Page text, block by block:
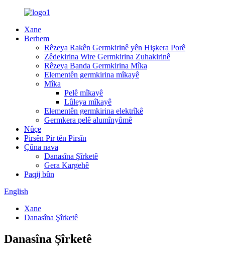
Xane
Berhem
Rêzeya Rakên Germkirinê yên Hişkera Porê
Zêdekirina Wire Germkirina Zuhakirinê
Rêzeya Banda Germkirina Mîka
Elementên germkirina mîkayê
Mîka
Pelê mîkayê
Lûleya mîkayê
Elementên germkirina elektrîkê
Germkera pelê alumînyûmê
Nûçe
Pirsên Pir tên Pirsîn
Çûna nava
Danasîna Şîrketê
Gera Kargehê
Paqij bûn
English
Xane
Danasîna Şîrketê
Danasîna Şîrketê